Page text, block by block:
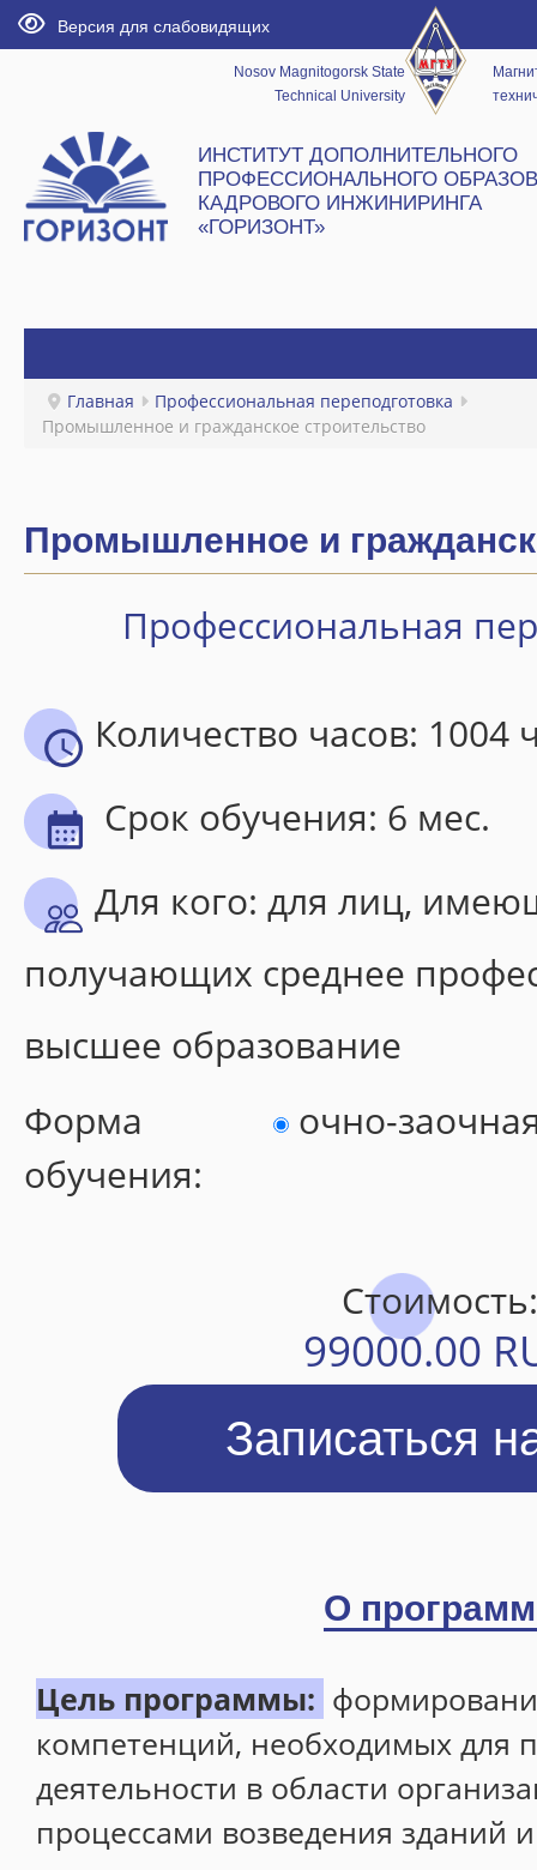
Версия для слабовидящих
Nosov Magnitogorsk State
Technical University
ИНСТИТУТ ДОПОЛНИТЕЛЬНОГО
ПРОФЕССИОНАЛЬНОГО
КАДРОВОГО ИНЖИНИРИНГА
«ГОРИЗОНТ»
ГЛАВНАЯ
Об институте
История ИДПО «Горизонт»
Материально-техническая база
Нормативные документы
Договоры
Скачать квитанцию
Календарный учебный график
Образцы выдаваемых документов
Порядок оказания платных образовательных услуг
ПОСТУПЛЕНИЕ И ОБУЧЕНИЕ
Онлайн – заявка
Повышение квалификации
Профессиональное обучение
Общеразвивающие программы
Центр иностранных языков
Главная
Профессиональная переподготовка
Промышленное и гражданское строительство
Промышленное и
Профессиональная
Количество часов: 1004
Срок обучения: 6 мес.
Для кого: для лиц,
получающих среднее
высшее образование
Форма
обучения:
очно-
Стоимость:
99000.00
О
Цель программы:
компетенций, необходимых для
деятельности в области
процессами возведения зданий